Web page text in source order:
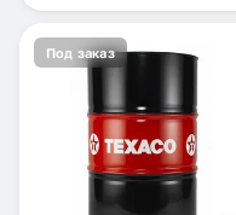
Под заказ